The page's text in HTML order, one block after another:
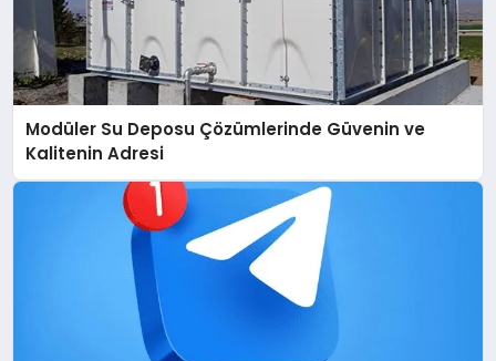
Modüler Su Deposu Çözümlerinde Güvenin ve
Kalitenin Adresi